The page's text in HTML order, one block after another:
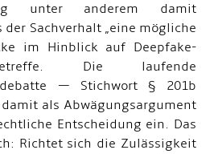
unter anderem damit
der Sachverhalt „eine mögliche
im Hinblick auf Deepfake-
Die laufende
— Stichwort § 201b
als Abwägungsargument
Entscheidung ein. Das
Richtet sich die Zulässigkeit